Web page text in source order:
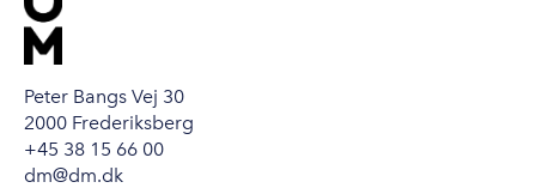
Peter Bangs Vej 30
2000 Frederiksberg
+45 38 15 66 00
dm@dm.dk